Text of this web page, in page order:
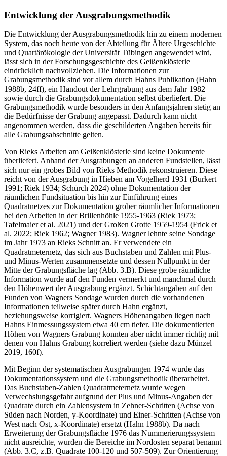
Entwicklung der Ausgrabungsmethodik
Die Entwicklung der Ausgrabungsmethodik hin zu einem modernen
System, das noch heute von der Abteilung für Ältere Urgeschichte
und Quartärökologie der Universität Tübingen angewendet wird,
lässt sich in der Forschungsgeschichte des Geißenklösterle
eindrücklich nachvollziehen. Die Informationen zur
Grabungsmethodik sind vor allem durch Hahns Publikation (Hahn
1988b, 24ff), ein Handout der Lehrgrabung aus dem Jahr 1982
sowie durch die Grabungsdokumentation selbst überliefert. Die
Grabungsmethodik wurde besonders in den Anfangsjahren stetig an
die Bedürfnisse der Grabung angepasst. Dadurch kann nicht
angenommen werden, dass die geschilderten Angaben bereits für
alle Grabungsabschnitte gelten.
Von Rieks Arbeiten am Geißenklösterle sind keine Dokumente
überliefert. Anhand der Ausgrabungen an anderen Fundstellen, lässt
sich nur ein grobes Bild von Rieks Methodik rekonstruieren. Diese
reicht von der Ausgrabung in Hieben am Vogelherd 1931 (Burkert
1991; Riek 1934; Schürch 2024) ohne Dokumentation der
räumlichen Fundsituation bis hin zur Einführung eines
Quadratnetzes zur Dokumentation grober räumlicher Informationen
bei den Arbeiten in der Brillenhöhle 1955-1963 (Riek 1973;
Tafelmaier et al. 2021) und der Großen Grotte 1959-1954 (Frick et
al. 2022; Riek 1962; Wagner 1983). Wagner lehnte seine Sondage
im Jahr 1973 an Rieks Schnitt an. Er verwendete ein
Quadratmeternetz, das sich aus Buchstaben und Zahlen mit Plus-
und Minus-Werten zusammensetzte und dessen Nullpunkt in der
Mitte der Grabungsfläche lag (Abb. 3.B). Diese grobe räumliche
Information wurde auf den Funden vermerkt und manchmal durch
den Höhenwert der Ausgrabung ergänzt. Schichtangaben auf den
Funden von Wagners Sondage wurden durch die vorhandenen
Informationen teilweise später durch Hahn ergänzt,
beziehungsweise korrigiert. Wagners Höhenangaben liegen nach
Hahns Einmessungssystem etwa 40 cm tiefer. Die dokumentierten
Höhen von Wagners Grabung konnten aber nicht immer richtig mit
denen von Hahns Grabung korreliert werden (siehe dazu Münzel
2019, 160f).
Mit Beginn der systematischen Ausgrabungen 1974 wurde das
Dokumentationssystem und die Grabungsmethodik überarbeitet.
Das Buchstaben-Zahlen Quadratmeternetz wurde wegen
Verwechslungsgefahr aufgrund der Plus und Minus-Angaben der
Quadrate durch ein Zahlensystem in Zehner-Schritten (Achse von
Süden nach Norden, y-Koordinate) und Einer-Schritten (Achse von
West nach Ost, x-Koordinate) ersetzt (Hahn 1988b). Da nach
Erweiterung der Grabungsfläche 1976 das Nummerierungssystem
nicht ausreichte, wurden die Bereiche im Nordosten separat benannt
(Abb. 3.C, z.B. Quadrate 100-120 und 507-509). Zur Orientierung